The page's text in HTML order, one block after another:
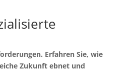
Erfahren Sie, wie
Zukunft ebnet und